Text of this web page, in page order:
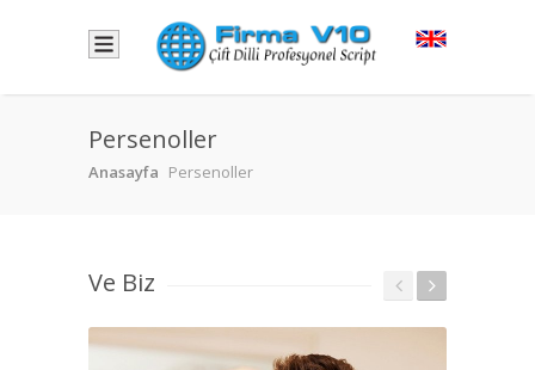
Persenoller
Anasayfa Persenoller
Ve Biz